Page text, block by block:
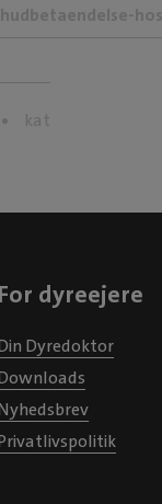
kat
For dyreejere
Dyredoktor